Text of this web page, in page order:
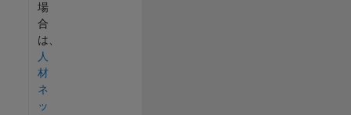
場
合
は、
人
材
ネ
ッ